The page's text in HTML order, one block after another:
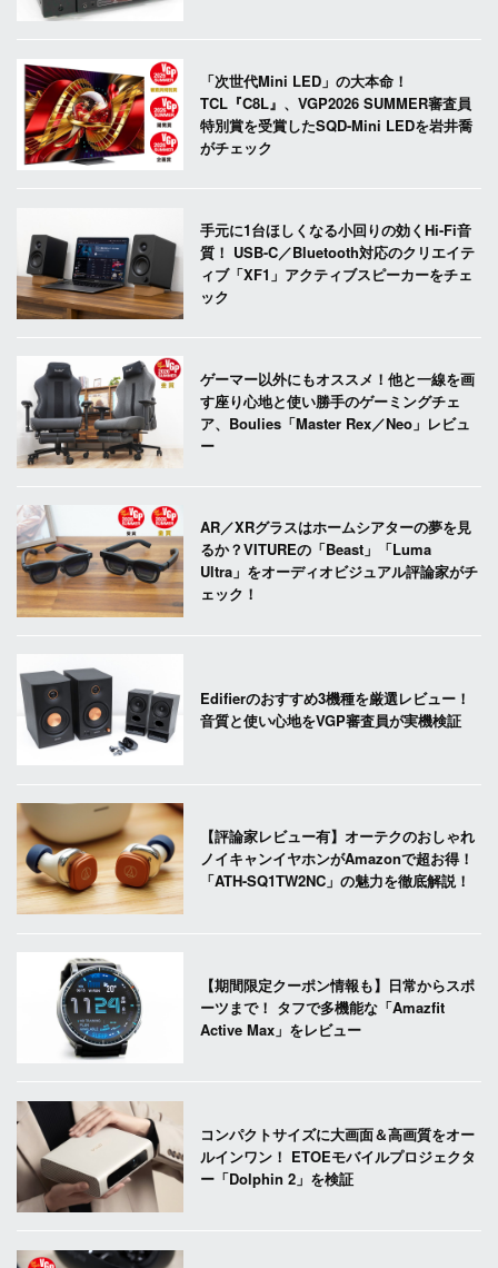
「次世代Mini LED」の大本命！
TCL『C8L』、VGP2026 SUMMER審査員
特別賞を受賞したSQD-Mini LEDを岩井喬
がチェック
手元に1台ほしくなる小回りの効くHi-Fi音
質！ USB-C／Bluetooth対応のクリエイテ
ィブ「XF1」アクティブスピーカーをチェ
ック
ゲーマー以外にもオススメ！他と一線を画
す座り心地と使い勝手のゲーミングチェ
ア、Boulies「Master Rex／Neo」レビュ
ー
AR／XRグラスはホームシアターの夢を見
るか？VITUREの「Beast」「Luma
Ultra」をオーディオビジュアル評論家がチ
ェック！
Edifierのおすすめ3機種を厳選レビュー！
音質と使い心地をVGP審査員が実機検証
【評論家レビュー有】オーテクのおしゃれ
ノイキャンイヤホンがAmazonで超お得！
「ATH-SQ1TW2NC」の魅力を徹底解説！
【期間限定クーポン情報も】日常からスポ
ーツまで！ タフで多機能な「Amazfit
Active Max」をレビュー
コンパクトサイズに大画面＆高画質をオー
ルインワン！ ETOEモバイルプロジェクタ
ー「Dolphin 2」を検証